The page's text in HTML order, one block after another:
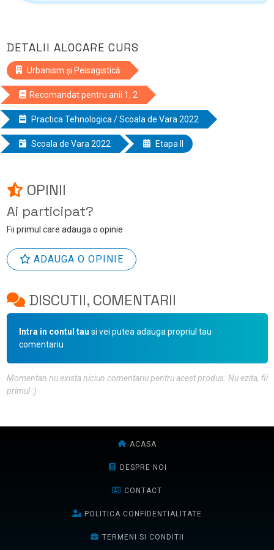
DETALII ALOCARE CURS
Urbanism și Peisagistică
Recomandat pentru anii 1, 2
Practica Tehnologica / Scoala de Vara 2022
Scoala de Vara 2022 Etapa II
OPINII
Ai participat?
Fii primul care adauga o opinie
ADAUGA O OPINIE
DISCUTII, COMENTARII
Intra in contul tau si vei putea adauga propriul tau
comentariu
Momentan nu exista niciun comentariu pentru acest produs. Nu ezita, fii
primul :)
ACASA
DESPRE NOI
CONTACT
POLITICA CONFIDENTIALITATE
TERMENI SI CONDITII